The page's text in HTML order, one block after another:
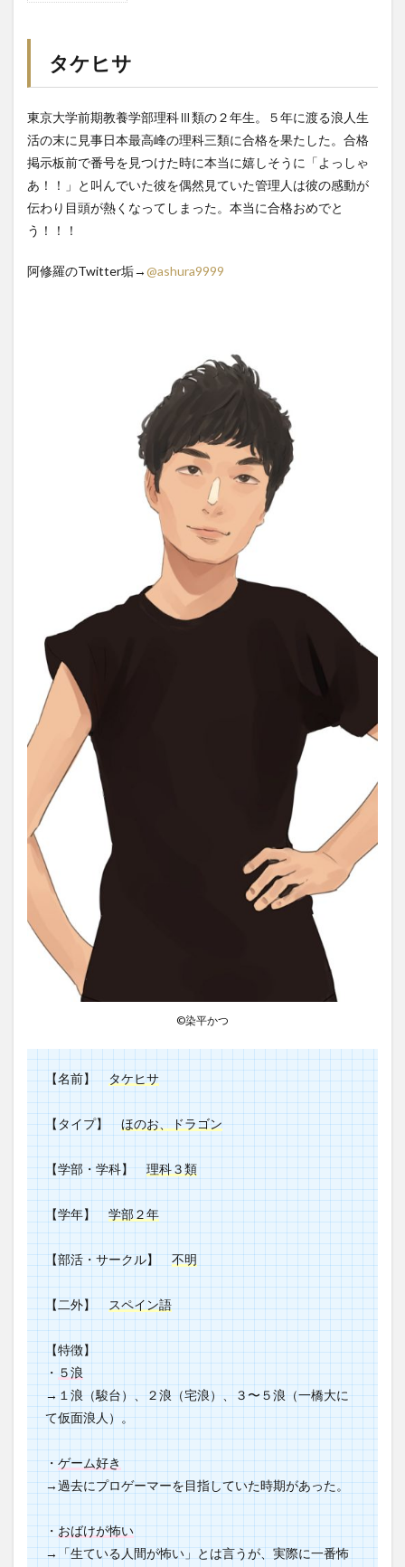
1.1
若い
何か
を極
めよ
う
日常
家庭
タケヒサ
東京大学前期教養学部理科Ⅲ類の２年生。５年に渡る浪人生
活の末に見事日本最高峰の理科三類に合格を果たした。合格
掲示板前で番号を見つけた時に本当に嬉しそうに「よっしゃ
あ！！」と叫んでいた彼を偶然見ていた管理人は彼の感動が
伝わり目頭が熱くなってしまった。本当に合格おめでと
う！！！
阿修羅のTwitter垢→@ashura9999
©️染平かつ
【名前】タケヒサ
【タイプ】ほのお、ドラゴン
【学部・学科】理科３類
【学年】学部２年
【部活・サークル】不明
【二外】 スペイン語
【特徴】
・５浪
→１浪（駿台）、２浪（宅浪）、３〜５浪（一橋大に
て仮面浪人）。
・ゲーム好き
→過去にプロゲーマーを目指していた時期があった。
・おばけが怖い
→「生ている人間が怖い」とは言うが、実際に一番怖